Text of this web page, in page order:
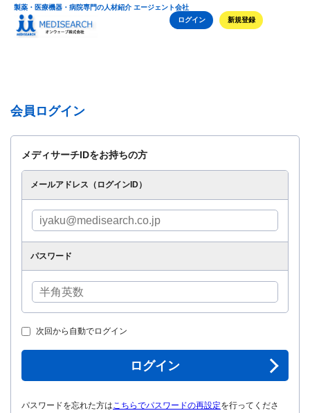
製薬・医療機器・病院専門の人材紹介 エージェント会社
ログイン
新規登録
会員ログイン
メディサーチIDをお持ちの方
メールアドレス（ログインID）
パスワード
次回から自動でログイン
ログイン
パスワードを忘れた方はこちらでパスワードの再設定を行ってくださ